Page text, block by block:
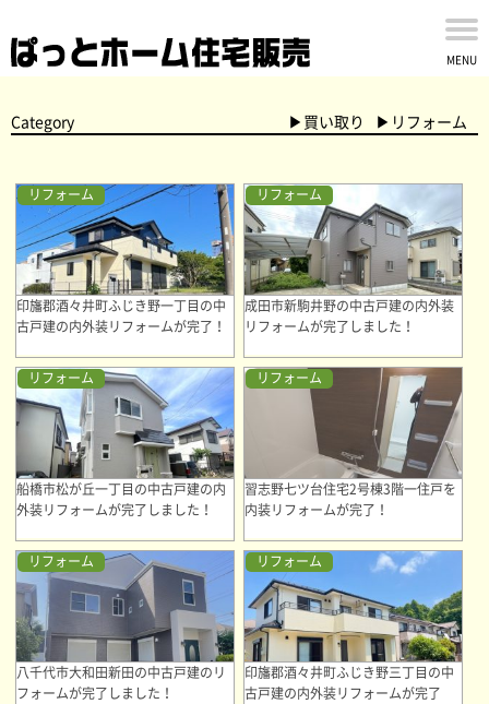
MENU
Category ▶買い取り ▶リフォーム
リフォーム
印旛郡酒々井町ふじき野一丁目の中
古戸建の内外装リフォームが完了！
リフォーム
成田市新駒井野の中古戸建の内外装
リフォームが完了しました！
リフォーム
船橋市松が丘一丁目の中古戸建の内
外装リフォームが完了しました！
リフォーム
習志野七ツ台住宅2号棟3階一住戸を
内装リフォームが完了！
リフォーム
八千代市大和田新田の中古戸建のリ
フォームが完了しました！
リフォーム
印旛郡酒々井町ふじき野三丁目の中
古戸建の内外装リフォームが完了